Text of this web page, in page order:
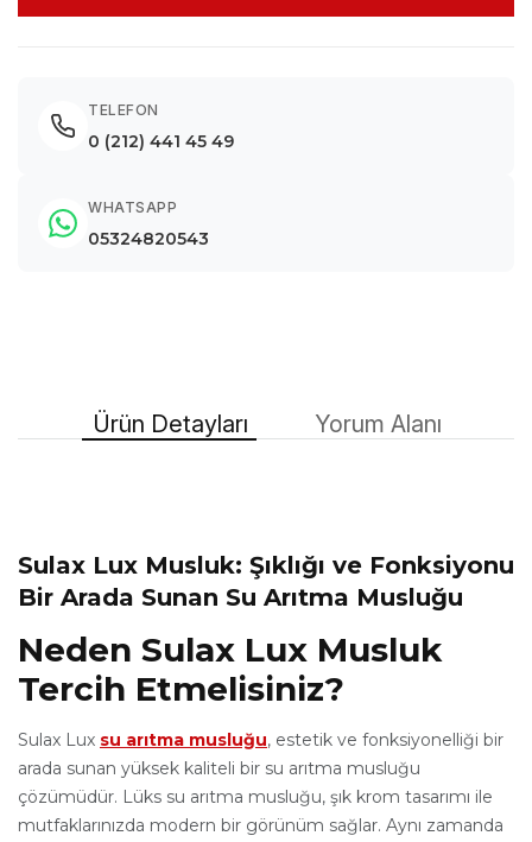
TELEFON
0 (212) 441 45 49
WHATSAPP
05324820543
Ürün Detayları Yorum Alanı
Sulax Lux Musluk: Şıklığı ve Fonksiyonu
Bir Arada Sunan Su Arıtma Musluğu
Neden Sulax Lux Musluk
Tercih Etmelisiniz?
Sulax Lux su arıtma musluğu, estetik ve fonksiyonelliği bir
arada sunan yüksek kaliteli bir su arıtma musluğu
çözümüdür. Lüks su arıtma musluğu, şık krom tasarımı ile
mutfaklarınızda modern bir görünüm sağlar. Aynı zamanda